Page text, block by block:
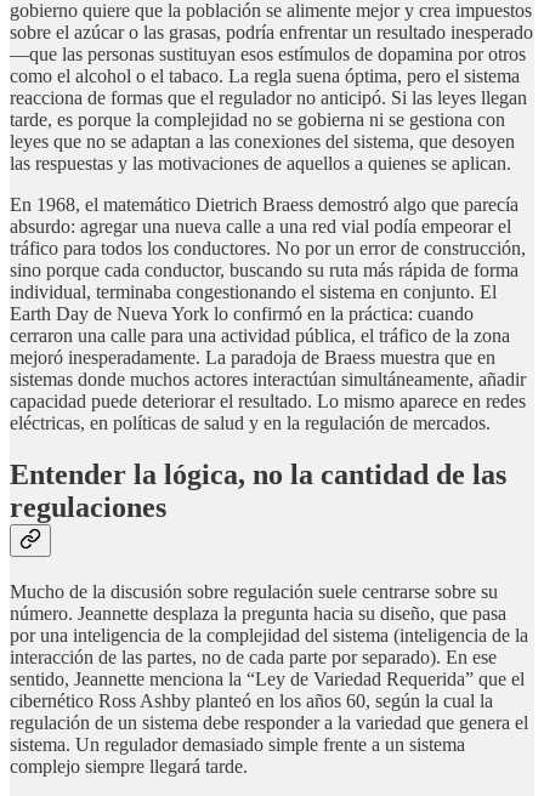
gobierno quiere que la población se alimente mejor y crea impuestos
sobre el azúcar o las grasas, podría enfrentar un resultado inesperado
—que las personas sustituyan esos estímulos de dopamina por otros
como el alcohol o el tabaco. La regla suena óptima, pero el sistema
reacciona de formas que el regulador no anticipó. Si las leyes llegan
tarde, es porque la complejidad no se gobierna ni se gestiona con
leyes que no se adaptan a las conexiones del sistema, que desoyen
las respuestas y las motivaciones de aquellos a quienes se aplican.
En 1968, el matemático Dietrich Braess demostró algo que parecía
absurdo: agregar una nueva calle a una red vial podía empeorar el
tráfico para todos los conductores. No por un error de construcción,
sino porque cada conductor, buscando su ruta más rápida de forma
individual, terminaba congestionando el sistema en conjunto. El
Earth Day de Nueva York lo confirmó en la práctica: cuando
cerraron una calle para una actividad pública, el tráfico de la zona
mejoró inesperadamente. La paradoja de Braess muestra que en
sistemas donde muchos actores interactúan simultáneamente, añadir
capacidad puede deteriorar el resultado. Lo mismo aparece en redes
eléctricas, en políticas de salud y en la regulación de mercados.
Entender la lógica, no la cantidad de las
regulaciones
Mucho de la discusión sobre regulación suele centrarse sobre su
número. Jeannette desplaza la pregunta hacia su diseño, que pasa
por una inteligencia de la complejidad del sistema (inteligencia de la
interacción de las partes, no de cada parte por separado). En ese
sentido, Jeannette menciona la “Ley de Variedad Requerida” que el
cibernético Ross Ashby planteó en los años 60, según la cual la
regulación de un sistema debe responder a la variedad que genera el
sistema. Un regulador demasiado simple frente a un sistema
complejo siempre llegará tarde.